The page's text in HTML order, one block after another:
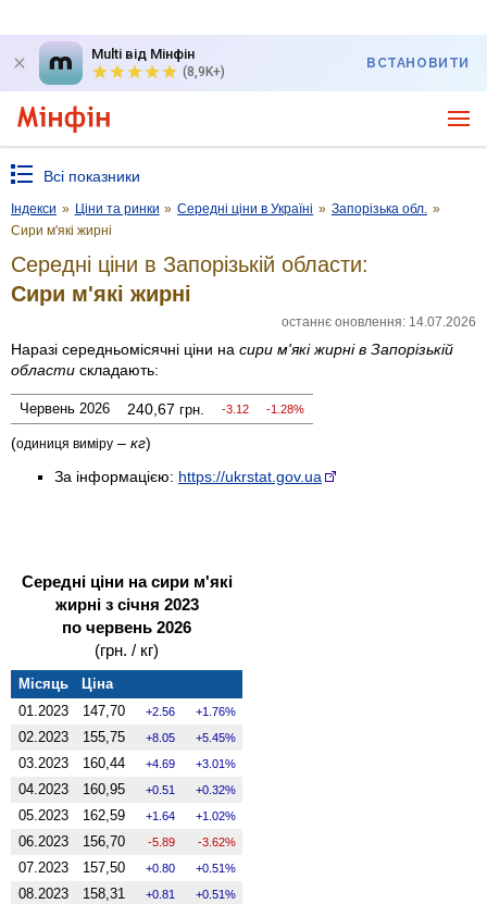
Multi від Мінфін
(8,9K+)
ВСТАНОВИТИ
Всі показники
Індекси » Ціни та ринки » Середні ціни в Україні » Запорізька обл. »
Сири м'які жирні
Середні ціни в Запорізькій области:
Сири м'які жирні
останнє оновлення: 14.07.2026
Наразі середньомісячні ціни на сири м'які жирні в Запорізькій
области складають:
Червень 2026 240,67 грн. -3.12 -1.28%
(одиниця виміру – кг)
За інформацією: https://ukrstat.gov.ua
Середні ціни на сири м'які
жирні з січня 2023
по червень 2026
(грн. / кг)
Місяць
Ціна
01.2023
147,70 2.56 1.76%
02.2023 155,75 8.05 5.45%
03.2023 160,44 4.69 3.01%
04.2023 160,95 0.51 0.32%
05.2023 162,59 1.64 1.02%
06.2023 156,70 -5.89 -3.62%
07.2023 157,50 0.80 0.51%
08.2023 158,31 0.81 0.51%